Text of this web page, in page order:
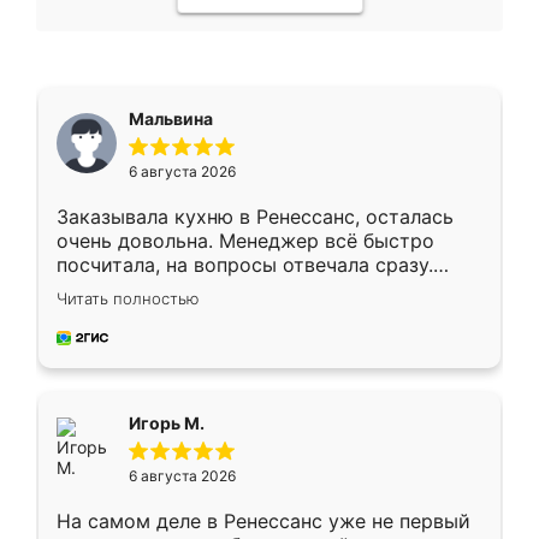
Мальвина
6 августа 2026
Заказывала кухню в Ренессанс, осталась
очень довольна. Менеджер всё быстро
посчитала, на вопросы отвечала сразу.
Замерщик приехал в субботу, подошёл к
делу со всей ответственностью. Собрали
за день, ребята работали аккуратно, даже
Читать полностью
Игорь М.
6 августа 2026
На самом деле в Ренессанс уже не первый